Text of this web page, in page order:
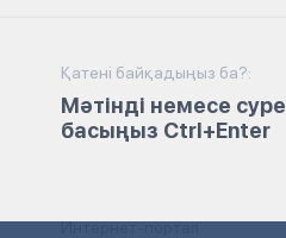
Қатені байқадыңыз ба?:
Мәтінді немесе
басыңыз Ctrl+Enter
Интернет-портал: